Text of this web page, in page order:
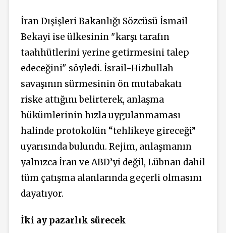
İran Dışişleri Bakanlığı Sözcüsü İsmail
Bekayi ise ülkesinin "karşı tarafın
taahhütlerini yerine getirmesini talep
edeceğini" söyledi. İsrail-Hizbullah
savaşının sürmesinin ön mutabakatı
riske attığını belirterek, anlaşma
hükümlerinin hızla uygulanmaması
halinde protokolün “tehlikeye gireceği”
uyarısında bulundu. Rejim, anlaşmanın
yalnızca İran ve ABD’yi değil, Lübnan dahil
tüm çatışma alanlarında geçerli olmasını
dayatıyor.
İki ay pazarlık sürecek